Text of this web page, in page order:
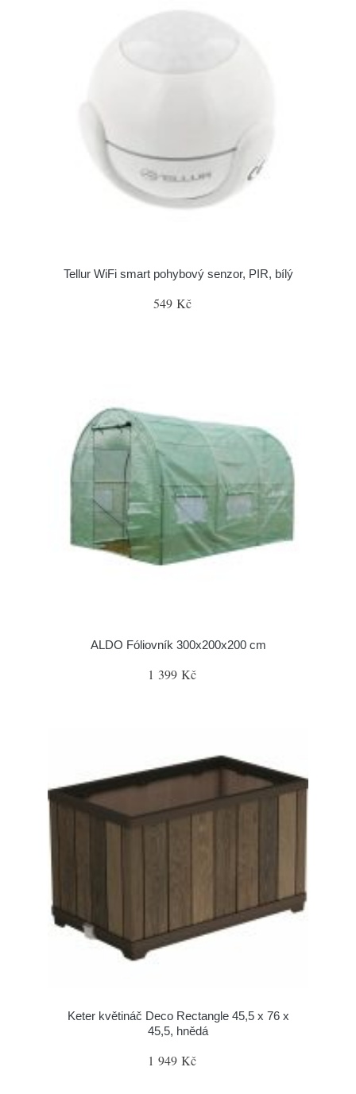
Tellur WiFi smart pohybový senzor, PIR, bílý
549 Kč
ALDO Fóliovník 300x200x200 cm
1 399 Kč
Keter květináč Deco Rectangle 45,5 x 76 x
45,5, hnědá
1 949 Kč